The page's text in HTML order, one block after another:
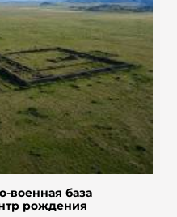
военная база
рождения